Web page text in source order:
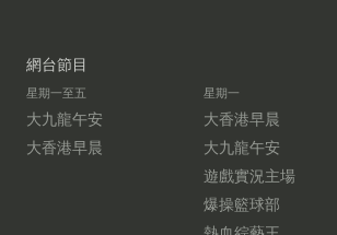
網台節目
星期一至五
大九龍午安
大香港早晨
星期一
大香港早晨
大九龍午安
遊戲實況主場
爆操籃球部